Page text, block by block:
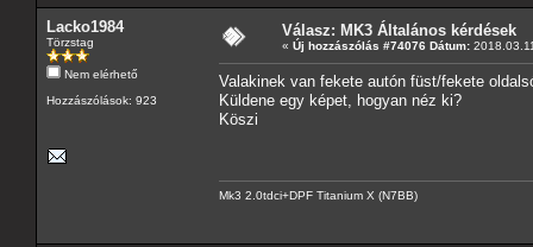
Lacko1984
Törzstag
Nem elérhető
Hozzászólások: 923
Válasz: MK3 Általános kérdések
« Új hozzászólás #74076 Dátum:
Valakinek van fekete autón füst/fekete
Küldene egy képet, hogyan néz ki?
Köszi
Mk3 2.0tdci+DPF Titanium X (N7BB)